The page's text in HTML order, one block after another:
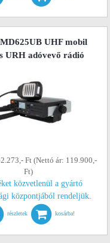
UHF mobil
URH adóvevő rádió
Ft (Nettó ár: 119.900,-
Ft)
közvetlenül a gyártó
központjából rendeljük.
részletek kosárba!